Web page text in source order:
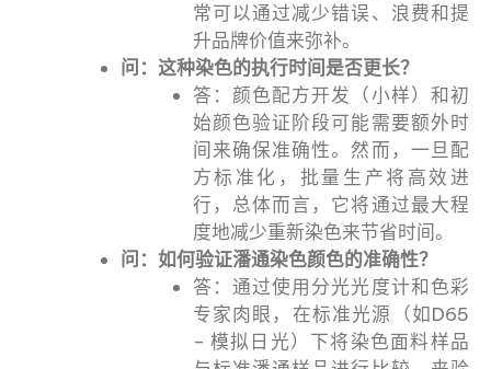
常可以通过减少错误、浪费和提
升品牌价值来弥补。
问：这种染色的执行时间是否更长？
答：颜色配方开发（小样）和初
始颜色验证阶段可能需要额外时
间来确保准确性。然而，一旦配
方标准化，批量生产将高效进
行，总体而言，它将通过最大程
度地减少重新染色来节省时间。
问：如何验证潘通染色颜色的准确性？
答：通过使用分光光度计和色彩
专家肉眼，在标准光源（如D65
– 模拟日光）下将染色面料样品